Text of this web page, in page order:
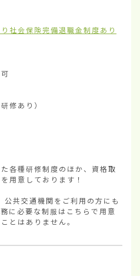
社会保険完備退職金制度あり
修あり）
各種研修制度のほか、資格取
用意しております！
共交通機関をご利用の方にも
に必要な制服はこちらで用意
とはありません。